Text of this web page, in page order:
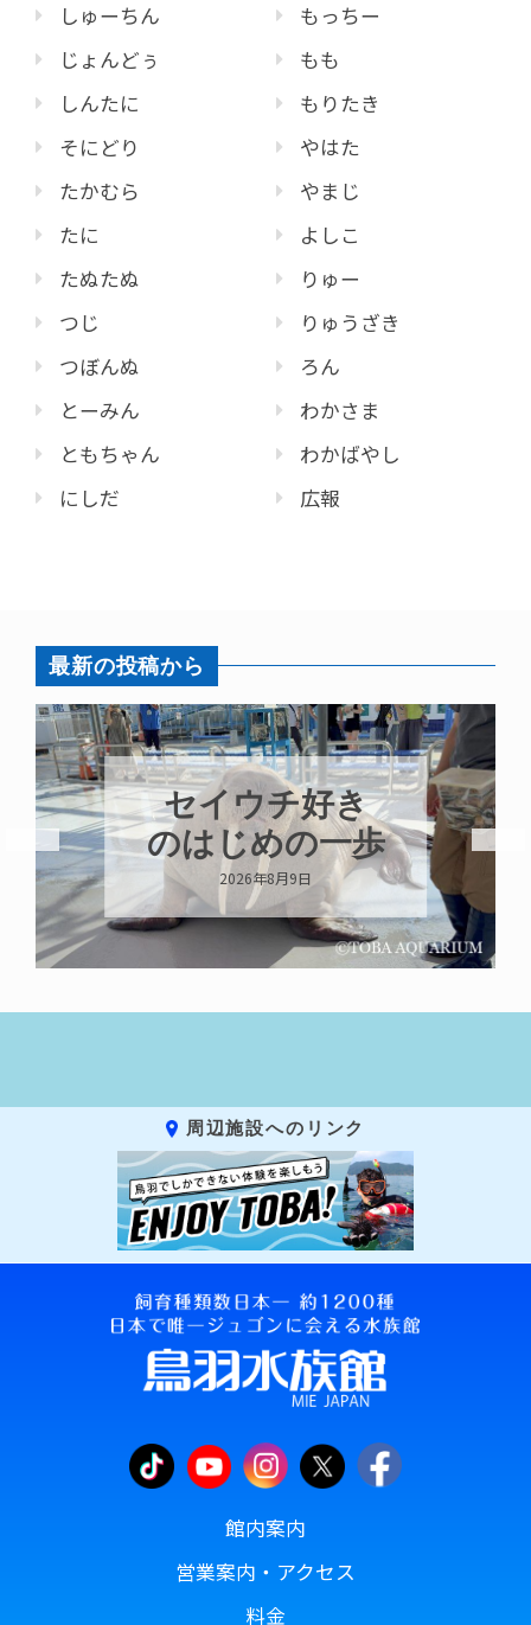
しゅーちん
じょんどぅ
しんたに
そにどり
たかむら
たに
たぬたぬ
つじ
つぼんぬ
とーみん
ともちゃん
にしだ
もっちー
もも
もりたき
やはた
やまじ
よしこ
りゅー
りゅうざき
ろん
わかさま
わかばやし
広報
最新の投稿から
セイウチ好き
のはじめの一歩
2026年8月9日
周辺施設へのリンク
館内案内
営業案内・アクセス
料金